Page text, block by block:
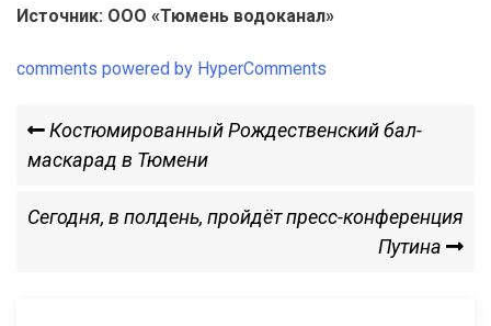
Источник: ООО «Тюмень водоканал»
comments powered by HyperComments
Навигация
записям
Previous
Post
Костюмированный Рождественский бал-
маскарад в Тюмени
Next
Сегодня, в полдень, пройдёт пресс-конференция
Путина